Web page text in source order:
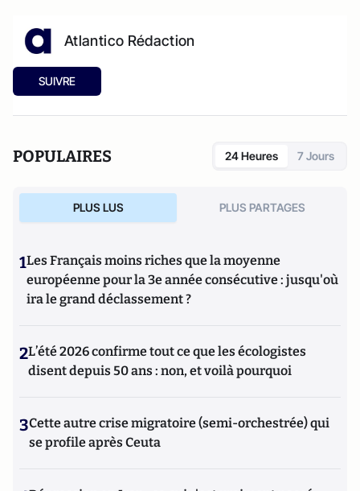
Atlantico Rédaction
SUIVRE
POPULAIRES 24 Heures 7 Jours
PLUS LUS PLUS PARTAGES
1Les Français moins riches que la moyenne
européenne pour la 3e année consécutive : jusqu'où
ira le grand déclassement ?
2L’été 2026 confirme tout ce que les écologistes
disent depuis 50 ans : non, et voilà pourquoi
3Cette autre crise migratoire (semi-orchestrée) qui
se profile après Ceuta